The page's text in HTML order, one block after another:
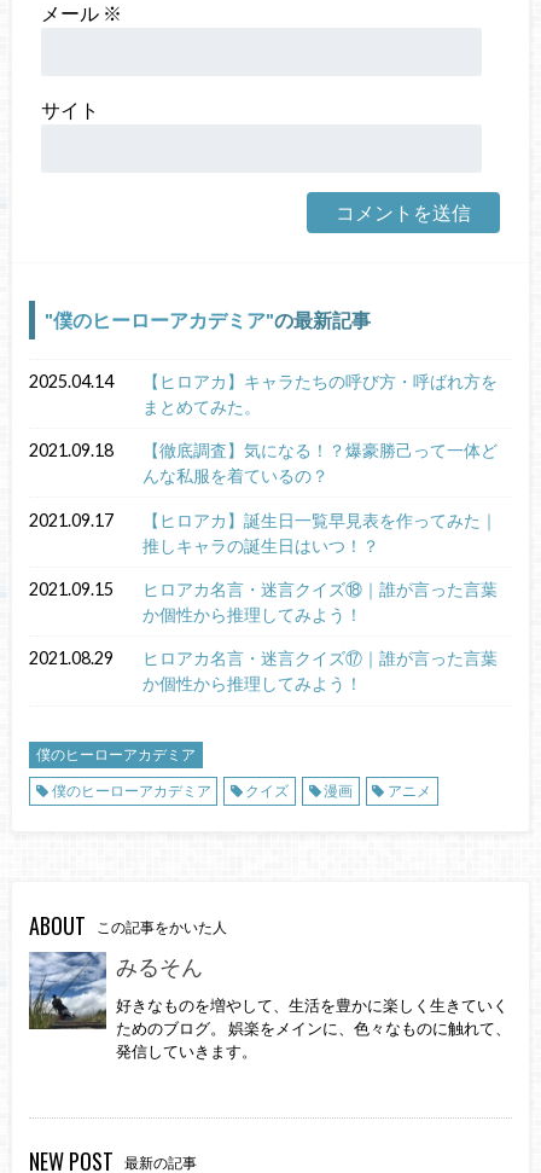
メール ※
サイト
僕のヒーローアカデミア の最新記事
2025.04.14
【ヒロアカ】キャラたちの呼び方・呼ばれ方を
まとめてみた。
2021.09.18
【徹底調査】気になる！？爆豪勝己って一体ど
んな私服を着ているの？
2021.09.17
【ヒロアカ】誕生日一覧早見表を作ってみた｜
推しキャラの誕生日はいつ！？
2021.09.15
ヒロアカ名言・迷言クイズ⑱｜誰が言った言葉
か個性から推理してみよう！
2021.08.29
ヒロアカ名言・迷言クイズ⑰｜誰が言った言葉
か個性から推理してみよう！
僕のヒーローアカデミア
僕のヒーローアカデミア
クイズ 漫画 アニメ
ABOUT この記事をかいた人
みるそん
好きなものを増やして、生活を豊かに楽しく生きていく
ためのブログ。 娯楽をメインに、色々なものに触れて、
発信していきます。
NEW POST 最新の記事